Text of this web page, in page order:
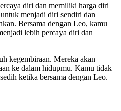
diri dan memiliki harga diri
menjadi diri sendiri dan
Bersama dengan Leo, kamu
lebih percaya diri dan
kegembiraan. Mereka akan
ke dalam hidupmu. Kamu tidak
ketika bersama dengan Leo.